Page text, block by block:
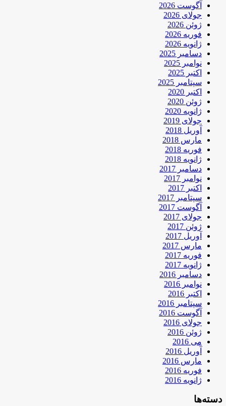
آگوست 2026
جولای 2026
ژوئن 2026
فوریه 2026
ژانویه 2026
دسامبر 2025
نوامبر 2025
اکتبر 2025
سپتامبر 2025
اکتبر 2020
ژوئن 2020
ژانویه 2020
جولای 2019
آوریل 2018
مارس 2018
فوریه 2018
ژانویه 2018
دسامبر 2017
نوامبر 2017
اکتبر 2017
سپتامبر 2017
آگوست 2017
جولای 2017
ژوئن 2017
آوریل 2017
مارس 2017
فوریه 2017
ژانویه 2017
دسامبر 2016
نوامبر 2016
اکتبر 2016
سپتامبر 2016
آگوست 2016
جولای 2016
ژوئن 2016
می 2016
آوریل 2016
مارس 2016
فوریه 2016
ژانویه 2016
دسته‌ها